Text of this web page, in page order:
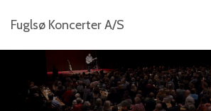
Fuglsø Koncerter A/S